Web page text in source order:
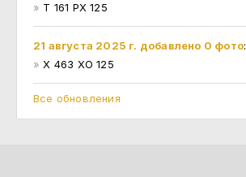
» Т 161 РХ 125
21 августа 2025 г. добавлено 0 фото:
»Х 463 ХО 125
Все обновления